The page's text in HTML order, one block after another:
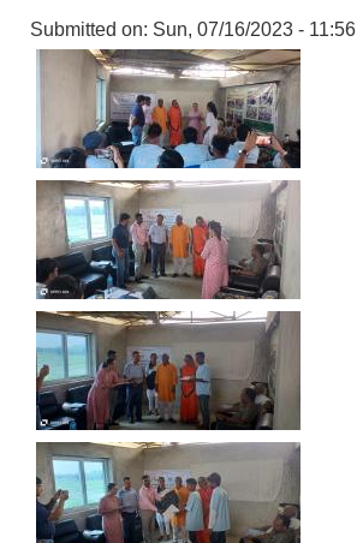
Submitted on: Sun, 07/16/2023 - 11:56